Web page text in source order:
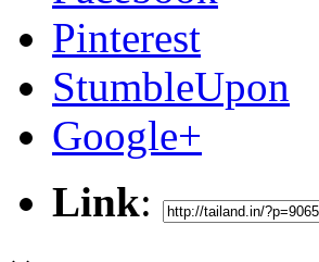
Pinterest
StumbleUpon
Google+
Link: